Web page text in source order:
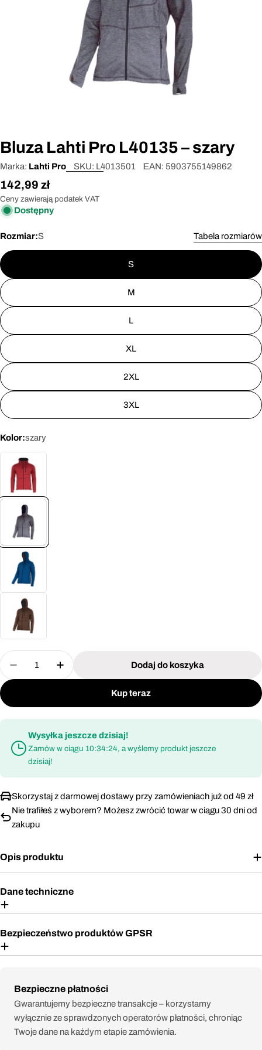
Bluza Lahti Pro L40135 – szary
Marka: Lahti Pro SKU: L4013501 EAN: 5903755149862
Cena
regularna
142,99 zł
Ceny zawierają podatek VAT
Dostępny
Rozmiar:S Tabela rozmiarów
S
M
L
XL
2XL
3XL
Kolor:szary
Ilość
Zmniejsz ilość dla Bluza Lahti Pro L40135 – szary
Zwiększ ilość dla Bluza Lahti Pro
Dodaj do koszyka
Kup teraz
Wysyłka jeszcze dzisiaj!
Zamów w ciągu 10:34:23, a wyślemy produkt jeszcze
dzisiaj!
Skorzystaj z darmowej dostawy przy zamówieniach już od 49 zł
Nie trafiłeś z wyborem? Możesz zwrócić towar w ciągu 30 dni od
zakupu
Opis produktu
Dane techniczne
Bezpieczeństwo produktów GPSR
Bezpieczne płatności
Metody
płatności
Gwarantujemy bezpieczne transakcje – korzystamy
wyłącznie ze sprawdzonych operatorów płatności, chroniąc
Twoje dane na każdym etapie zamówienia.